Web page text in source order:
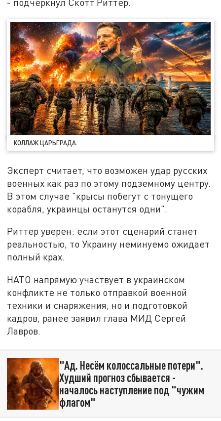
КОЛЛАЖ ЦАРЬГРАДА.
Эксперт считает, что возможен удар русских
военных как раз по этому подземному центру.
В этом случае "крысы побегут с тонущего
корабля, украинцы останутся одни".
Риттер уверен: если этот сценарий станет
реальностью, то Украину неминуемо ожидает
полный крах.
НАТО напрямую участвует в украинском
конфликте не только отправкой военной
техники и снаряжения, но и подготовкой
кадров, ранее заявил глава МИД Сергей
Лавров.
"Ад. Несём колоссальные потери".
Худший прогноз сбывается -
началось наступление под "чужим
флагом"